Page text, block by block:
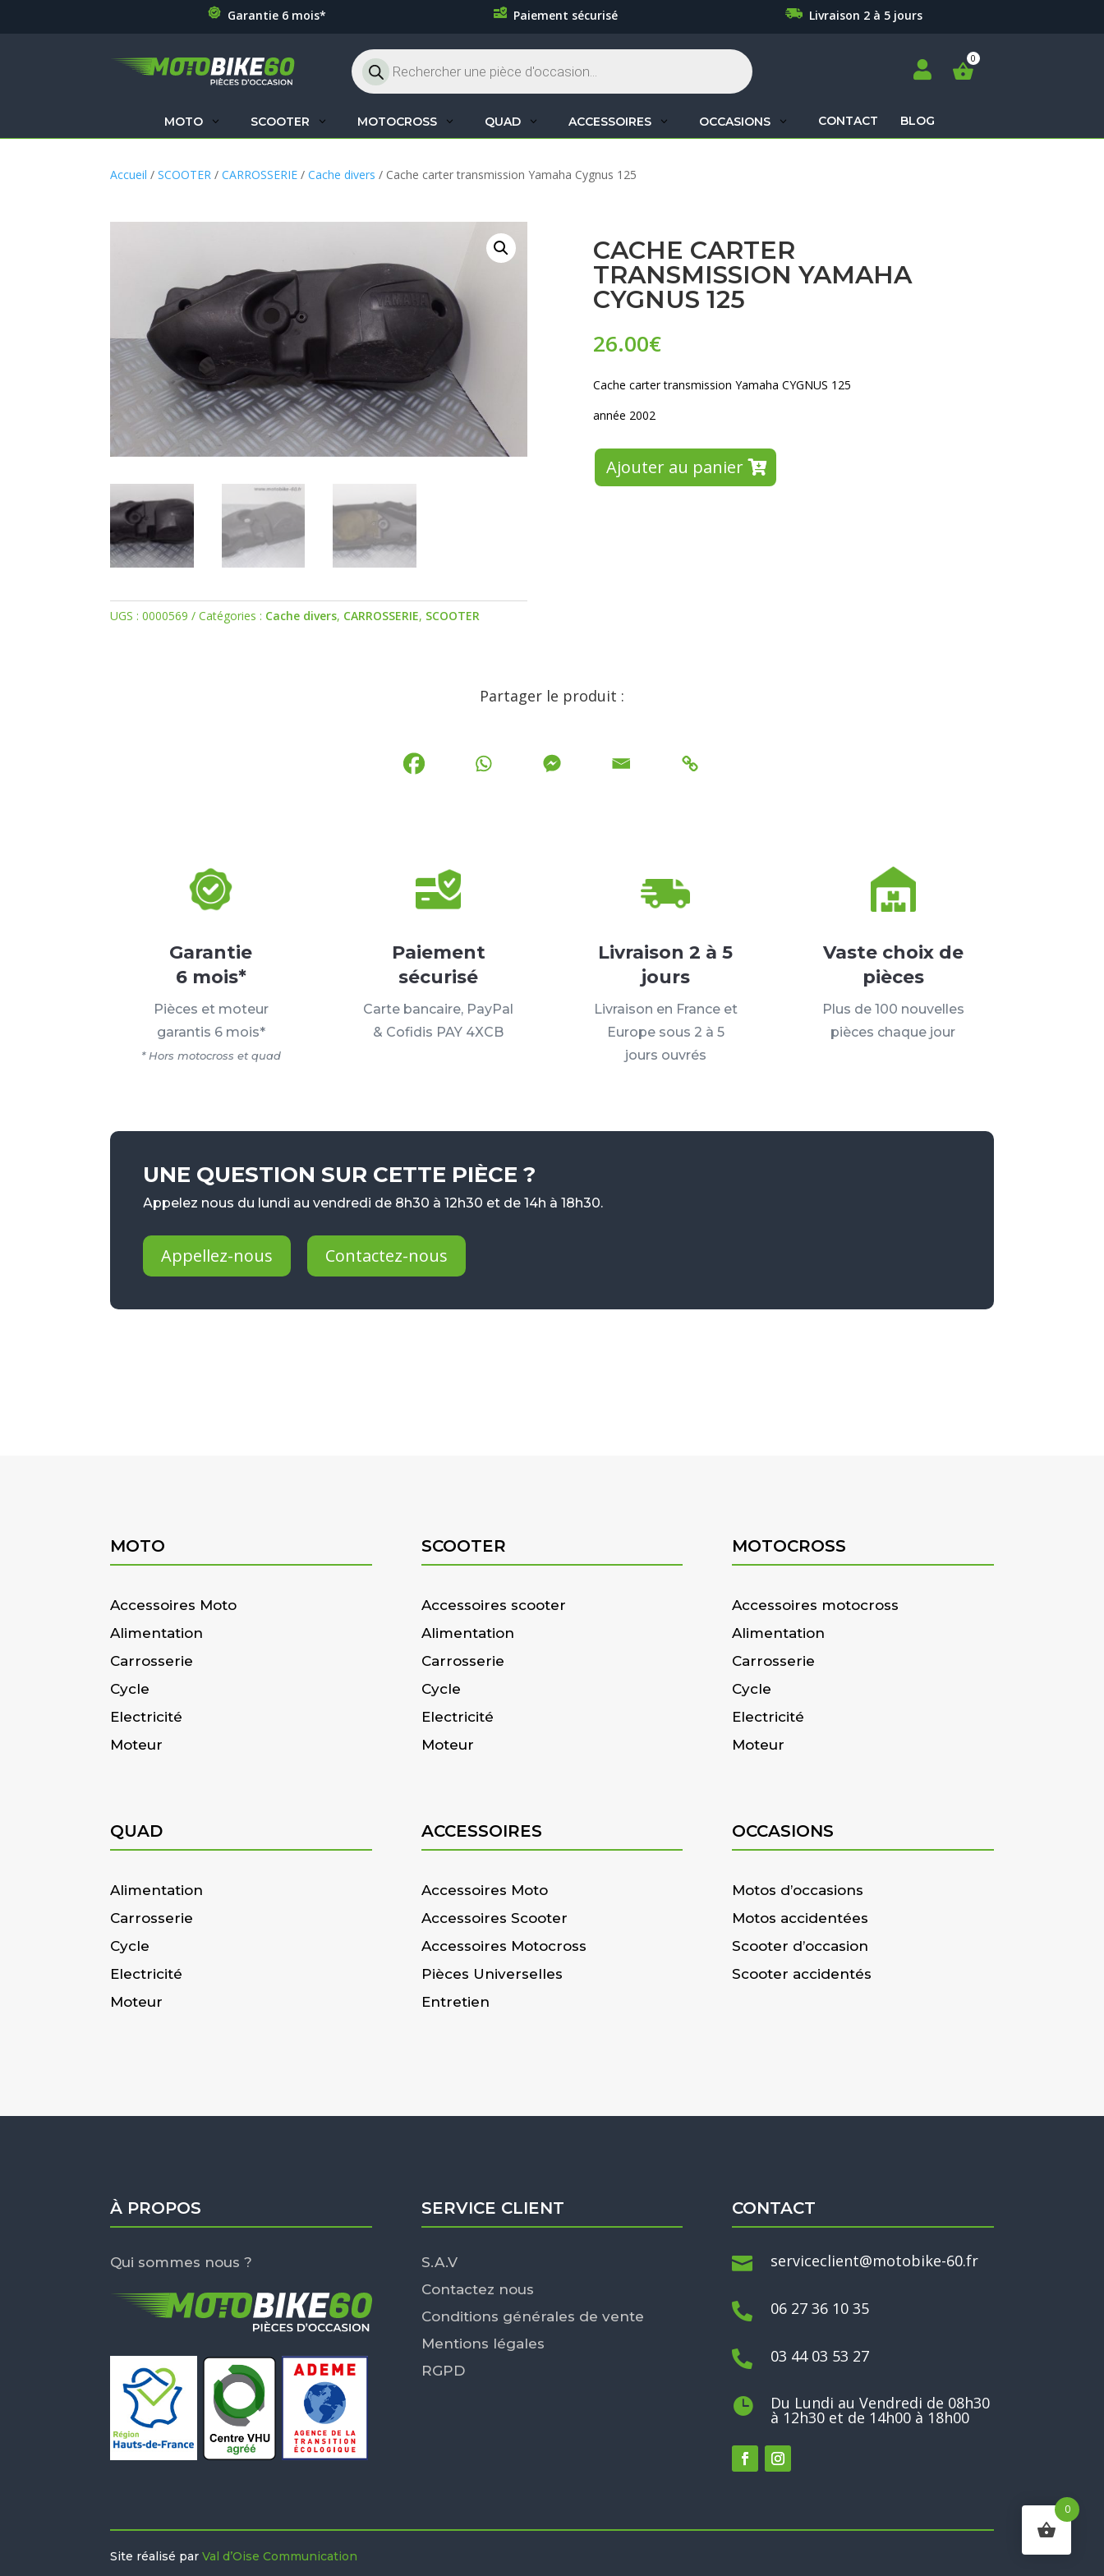
Garantie 6 mois* Paiement sécurisé Livraison 2 à 5 jours
Recherche
de
produits

MOTO SCOOTER MOTOCROSS QUAD ACCESSOIRES OCCASIONS CONTACT BLOG
Accueil /SCOOTER /CARROSSERIE /Cache divers / Cache carter transmission Yamaha Cygnus 125
UGS :0000569 Catégories : Cache divers, CARROSSERIE, SCOOTER
CACHE CARTER
TRANSMISSION YAMAHA
CYGNUS 125
26.00€
Cache carter transmission Yamaha CYGNUS 125
année 2002
Ajouter au panier
Partager le produit :
Garantie
6 mois*
Pièces et moteur
garantis 6 mois*
* Hors motocross et quad
Paiement
sécurisé
Carte bancaire, PayPal
& Cofidis PAY 4XCB
Livraison 2 à 5
jours
Livraison en France et
Europe sous 2 à 5
jours ouvrés
Vaste choix de
pièces
Plus de 100 nouvelles
pièces chaque jour
UNE QUESTION SUR CETTE PIÈCE ?
Appelez nous du lundi au vendredi de 8h30 à 12h30 et de 14h à 18h30.
Appellez-nous Contactez-nous
MOTO
Accessoires Moto
Alimentation
Carrosserie
Cycle
Electricité
Moteur
SCOOTER
Accessoires scooter
Alimentation
Carrosserie
Cycle
Electricité
Moteur
MOTOCROSS
Accessoires motocross
Alimentation
Carrosserie
Cycle
Electricité
Moteur
QUAD
Alimentation
Carrosserie
Cycle
Electricité
Moteur
ACCESSOIRES
Accessoires Moto
Accessoires Scooter
Accessoires Motocross
Pièces Universelles
Entretien
OCCASIONS
Motos d’occasions
Motos accidentées
Scooter d’occasion
Scooter accidentés
À PROPOS
Qui sommes nous ?
SERVICE CLIENT
S.A.V
Contactez nous
Conditions générales de vente
Mentions légales
RGPD
CONTACT
 serviceclient@motobike-60.fr
 06 27 36 10 35
 03 44 03 53 27
 Du Lundi au Vendredi de 08h30
à 12h30 et de 14h00 à 18h00
Site réalisé parVal d’Oise Communication
0